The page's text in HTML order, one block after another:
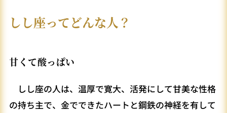
しし座ってどんな人？
甘くて酸っぱい
しし座の人は、温厚で寛大、活発にして甘美な性格
の持ち主で、金でできたハートと鋼鉄の神経を有して